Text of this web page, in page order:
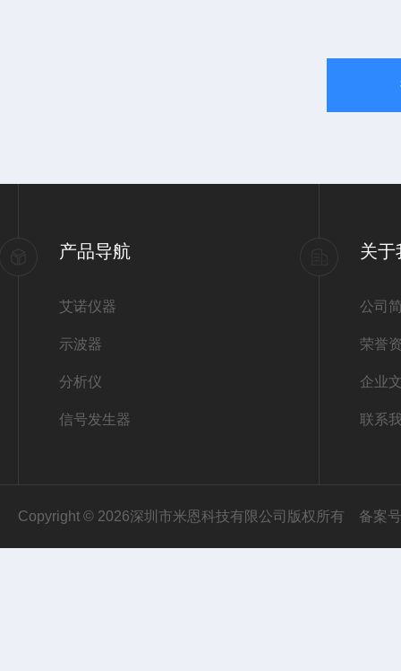
产品导航
艾诺仪器
示波器
分析仪
信号发生器
关于
公司
荣誉
企业
联系
Copyright © 2026深圳市米恩科技有限公司版权所有 备案